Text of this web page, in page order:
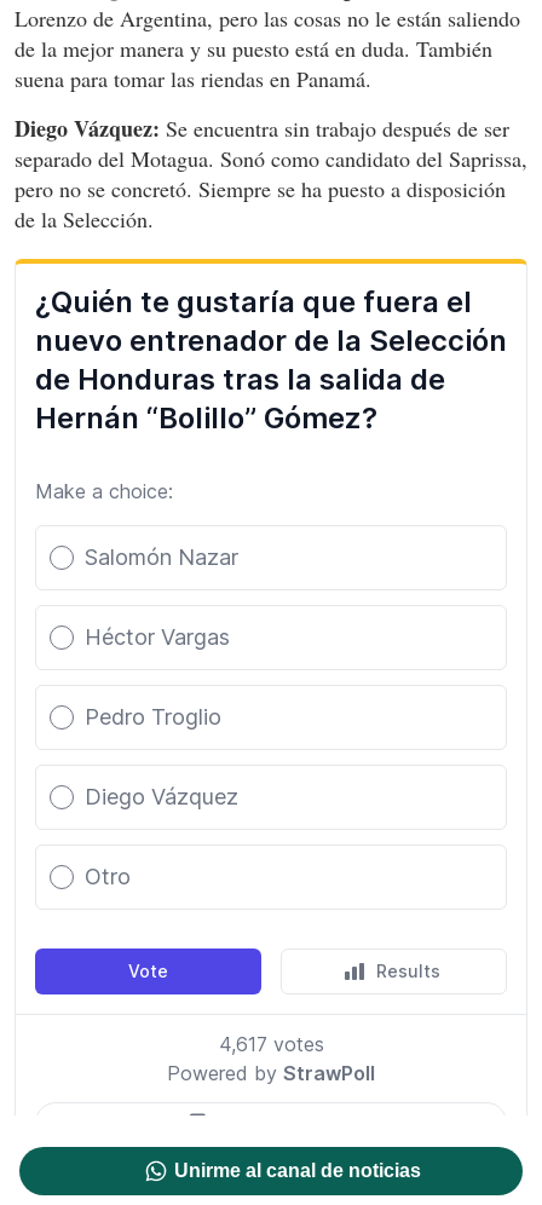
Lorenzo de Argentina, pero las cosas no le están saliendo
de la mejor manera y su puesto está en duda. También
suena para tomar las riendas en Panamá.
Diego Vázquez: Se encuentra sin trabajo después de ser
separado del Motagua. Sonó como candidato del Saprissa,
pero no se concretó. Siempre se ha puesto a disposición
de la Selección.
Unirme al canal de noticias